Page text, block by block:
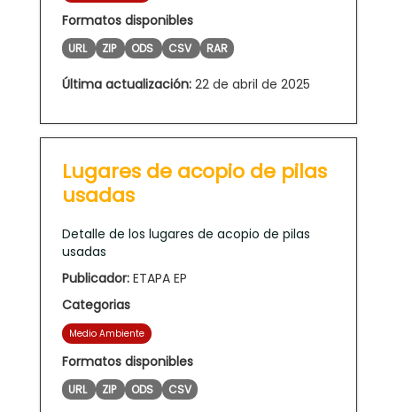
Formatos disponibles
URL ZIP ODS CSV RAR
Última actualización: 22 de abril de 2025
Lugares de acopio de pilas
usadas
Detalle de los lugares de acopio de pilas
usadas
Publicador: ETAPA EP
Categorias
Medio Ambiente
Formatos disponibles
URL ZIP ODS CSV